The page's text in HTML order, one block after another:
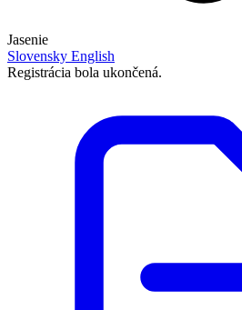
Jasenie
Slovensky English
Registrácia bola ukončená.